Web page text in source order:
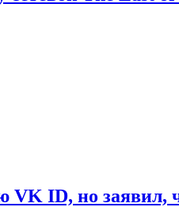
ID, но заявил,